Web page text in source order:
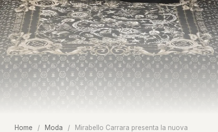
Home / Moda /
Mirabello Carrara presenta la nuova